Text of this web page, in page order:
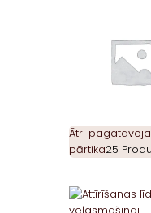
Ātri
pārtika25